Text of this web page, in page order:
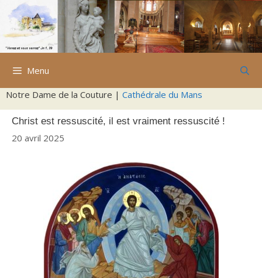
Aller
contenu
Menu
Notre Dame de la Couture | Cathédrale du Mans
Christ est ressuscité, il est vraiment ressuscité !
20 avril 2025